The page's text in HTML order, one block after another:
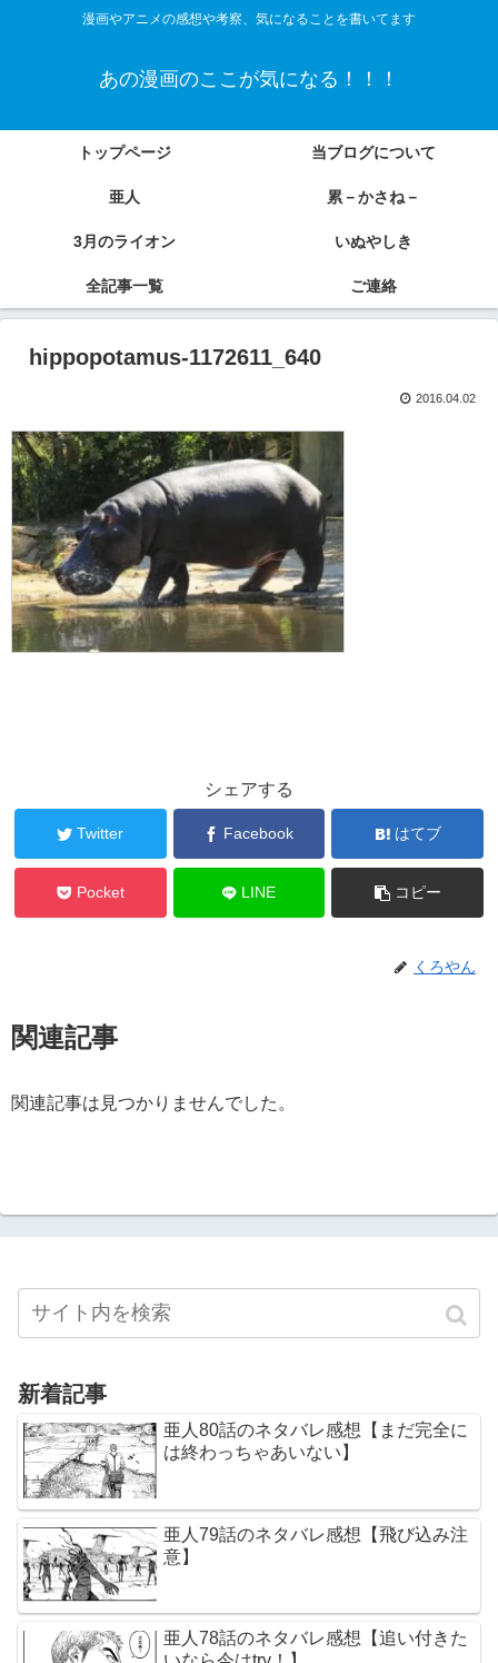
漫画やアニメの感想や考察、気になることを書いてます
あの漫画のここが気になる！！！
トップページ 当ブログについて
亜人 累－かさね－
3月のライオン いぬやしき
全記事一覧 ご連絡
hippopotamus-1172611_640
2016.04.02
シェアする
Twitter Facebook はてブ
Pocket LINE コピー
くろやん
関連記事
関連記事は見つかりませんでした。
新着記事
亜人80話のネタバレ感想【まだ完全に
は終わっちゃあいない】
亜人79話のネタバレ感想【飛び込み注
意】
亜人78話のネタバレ感想【追い付きた